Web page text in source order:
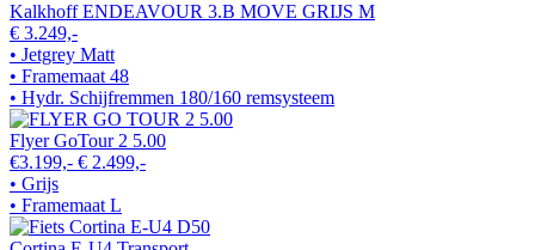
Kalkhoff ENDEAVOUR 3.B MOVE GRIJS M
€ 3.249,-
• Jetgrey Matt
• Framemaat 48
• Hydr. Schijfremmen 180/160 remsysteem
Flyer GoTour 2 5.00
€3.199,- € 2.499,-
• Grijs
• Framemaat L